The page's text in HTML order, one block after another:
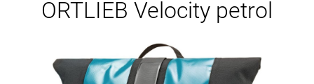
ORTLIEB Velocity petrol